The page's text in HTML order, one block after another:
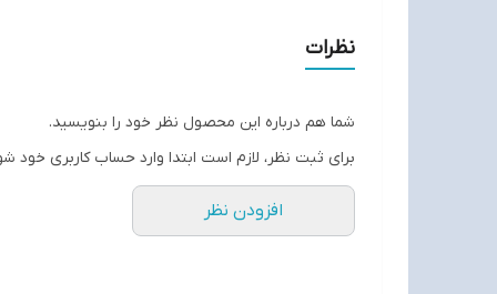
نظرات
شما هم درباره این محصول نظر خود را بنویسید.
برای ثبت نظر، لازم است ابتدا وارد حساب کاربری خود
افزودن نظر